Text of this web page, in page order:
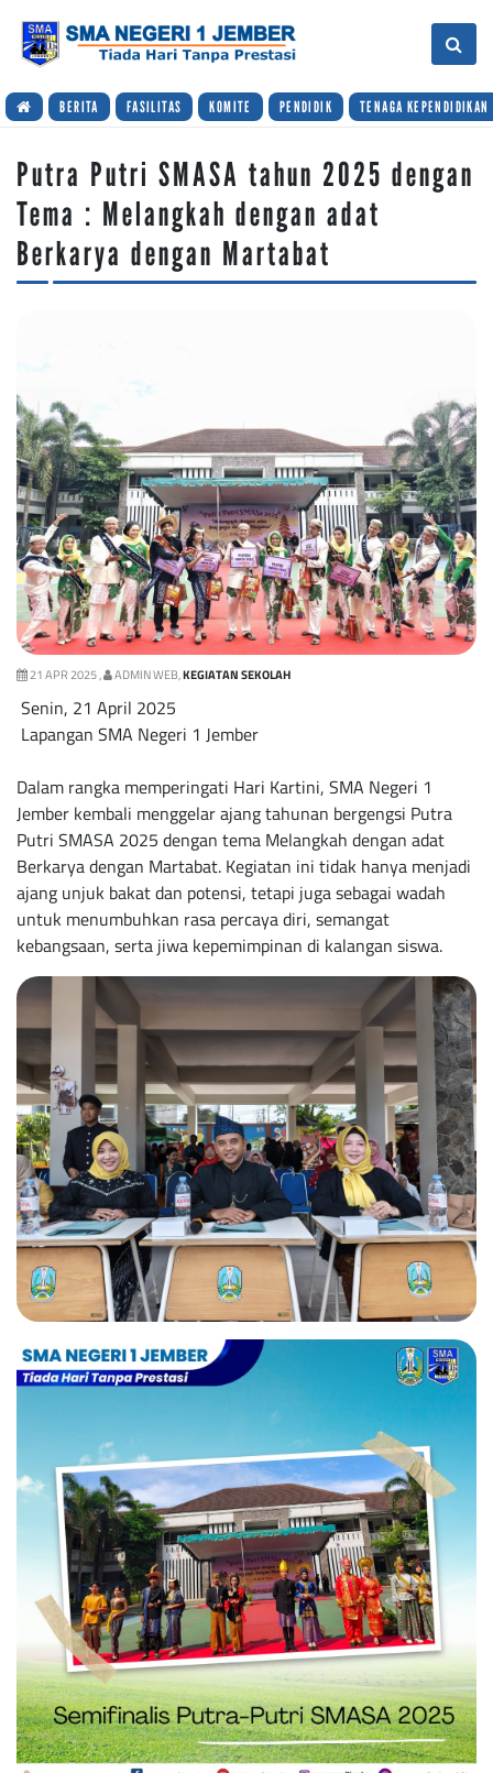
BERITA FASILITAS KOMITE PENDIDIK TENAGA KEPENDIDIKAN
Putra Putri SMASA tahun 2025 dengan
Tema : Melangkah dengan adat
Berkarya dengan Martabat
21 APR 2025 , ADMIN WEB,KEGIATAN SEKOLAH
Senin, 21 April 2025
Lapangan SMA Negeri 1 Jember
Dalam rangka memperingati Hari Kartini, SMA Negeri 1
Jember kembali menggelar ajang tahunan bergengsi Putra
Putri SMASA 2025 dengan tema Melangkah dengan adat
Berkarya dengan Martabat. Kegiatan ini tidak hanya menjadi
ajang unjuk bakat dan potensi, tetapi juga sebagai wadah
untuk menumbuhkan rasa percaya diri, semangat
kebangsaan, serta jiwa kepemimpinan di kalangan siswa.